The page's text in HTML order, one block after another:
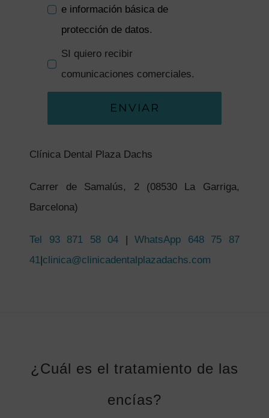
e información básica de
protección de datos.
SI quiero recibir
comunicaciones comerciales.
ENVIAR
Clínica Dental Plaza Dachs
Carrer de Samalús, 2 (08530 La Garriga,
Barcelona)
Tel 93 871 58 04 |WhatsApp 648 75 87
41|clinica@clinicadentalplazadachs.com
¿Cuál es el tratamiento de las
encías?